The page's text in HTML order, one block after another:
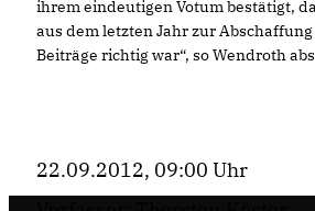
ihrem eindeutigen Votum bestätigt,
aus dem letzten Jahr zur
Beiträge richtig war“, so Wendroth
22.09.2012, 09:00 Uhr